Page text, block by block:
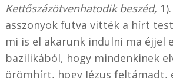
Kettőszázötvenhatodik beszéd,
asszonyok futva vitték a hírt
mi is el akarunk indulni ma éjjel
bazilikából, hogy mindenkinek
örömhírt, hogy Jézus feltámadt,